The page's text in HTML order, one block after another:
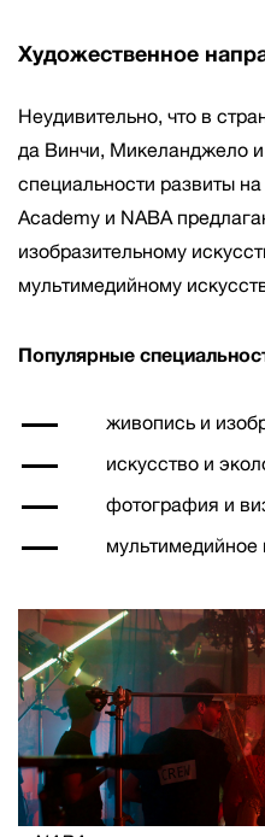
Художественное
Неудивительно, что в
да Винчи, Микеланджело
специальности развиты
Academy и NABA
изобразительному
мультимедийному
Популярные
живопись и
искусство и
фотография и
мультимедийное